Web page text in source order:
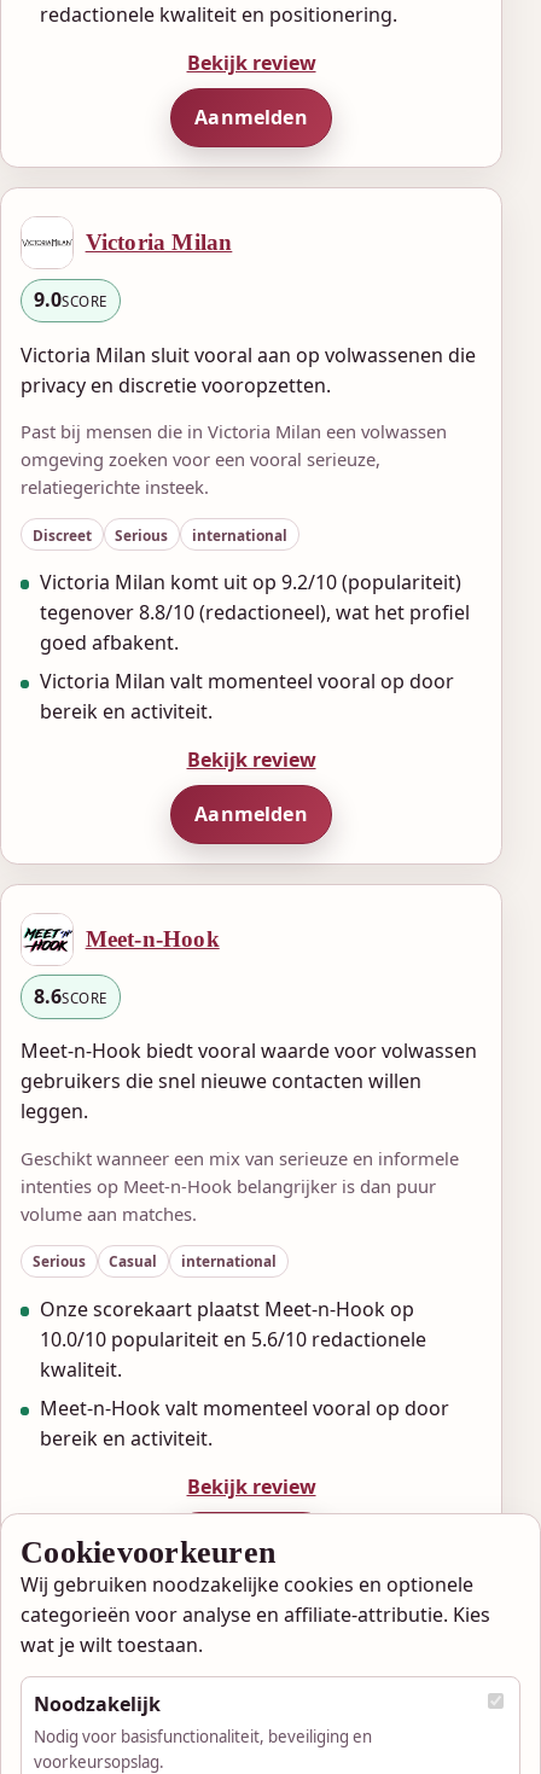
redactionele kwaliteit en positionering.
Bekijk review
Aanmelden
Victoria Milan
9.0SCORE
Victoria Milan sluit vooral aan op volwassenen die
privacy en discretie vooropzetten.
Past bij mensen die in Victoria Milan een volwassen
omgeving zoeken voor een vooral serieuze,
relatiegerichte insteek.
Discreet Serious international
Victoria Milan komt uit op 9.2/10 (populariteit)
tegenover 8.8/10 (redactioneel), wat het profiel
goed afbakent.
Victoria Milan valt momenteel vooral op door
bereik en activiteit.
Bekijk review
Aanmelden
Meet-n-Hook
8.6SCORE
Meet-n-Hook biedt vooral waarde voor volwassen
gebruikers die snel nieuwe contacten willen
leggen.
Geschikt wanneer een mix van serieuze en informele
intenties op Meet-n-Hook belangrijker is dan puur
volume aan matches.
Serious Casual international
Onze scorekaart plaatst Meet-n-Hook op
10.0/10 populariteit en 5.6/10 redactionele
kwaliteit.
Meet-n-Hook valt momenteel vooral op door
bereik en activiteit.
Bekijk review
Hete Amateurs Vergelijker
Vind vandaag nog een date die bij je past.
Cookievoorkeuren
Wij gebruiken noodzakelijke cookies en optionele
categorieën voor analyse en affiliate-attributie. Kies
wat je wilt toestaan.
Noodzakelijk
Nodig voor basisfunctionaliteit, beveiliging en
voorkeursopslag.